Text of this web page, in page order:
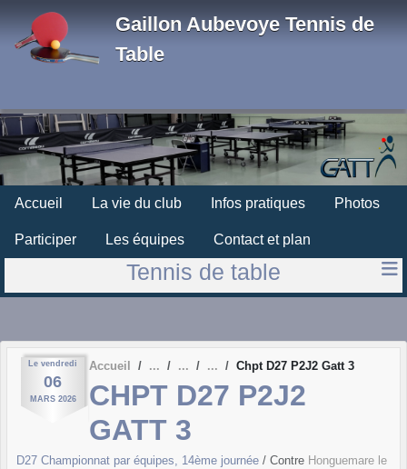
Gaillon Aubevoye Tennis de
Table
Accueil La vie du club Infos pratiques Photos
Participer Les équipes Contact et plan
Tennis de table
Le vendredi
06
MARS 2026
Accueil Chpt D27 P2J2 Gatt 3
CHPT D27 P2J2
GATT 3
D27 Championnat par équipes, 14ème journée / Contre Honguemare le
Panneau de gestion des cookies